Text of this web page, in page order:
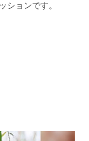
ションです。